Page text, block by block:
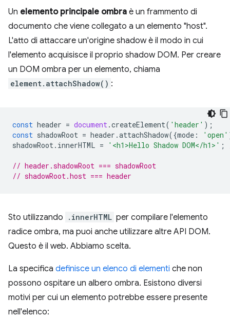
Un elemento principale ombra è un frammento di
documento che viene collegato a un elemento "host".
L'atto di attaccare un'origine shadow è il modo in cui
l'elemento acquisisce il proprio shadow DOM. Per creare
un DOM ombra per un elemento, chiama
element.attachShadow() :
const header = document.createElement( 'header' );
const shadowRoot = header .attachShadow({mode : 'open'
shadowRoot. innerHTML = '<h1>Hello Shadow DOM</h1>' ;
// header.shadowRoot === shadowRoot
// shadowRoot.host === header
Sto utilizzando .innerHTML per compilare l'elemento
radice ombra, ma puoi anche utilizzare altre API DOM.
Questo è il web. Abbiamo scelta.
La specifica definisce un elenco di elementi che non
possono ospitare un albero ombra. Esistono diversi
motivi per cui un elemento potrebbe essere presente
nell'elenco: